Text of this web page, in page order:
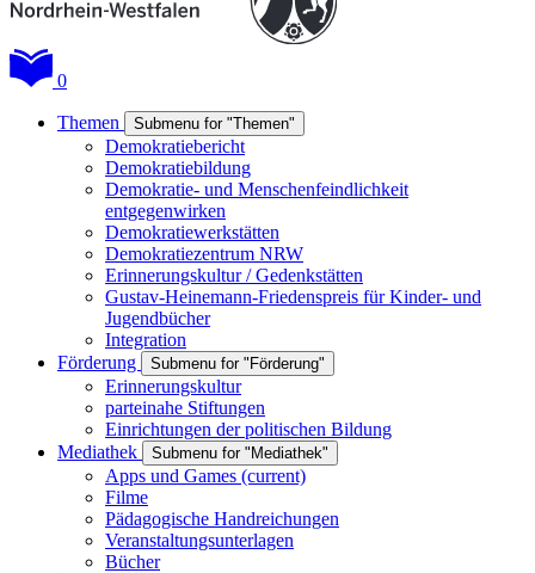
0
Themen Submenu for "Themen"
Demokratiebericht
Demokratiebildung
Demokratie- und Menschenfeindlichkeit
entgegenwirken
Demokratiewerkstätten
Demokratiezentrum NRW
Erinnerungskultur / Gedenkstätten
Gustav-Heinemann-Friedenspreis für Kinder- und
Jugendbücher
Integration
Förderung
Submenu for "Förderung"
Erinnerungskultur
parteinahe Stiftungen
Einrichtungen der politischen Bildung
Mediathek
Submenu for "Mediathek"
Apps und Games (current)
Filme
Pädagogische Handreichungen
Veranstaltungsunterlagen
Bücher